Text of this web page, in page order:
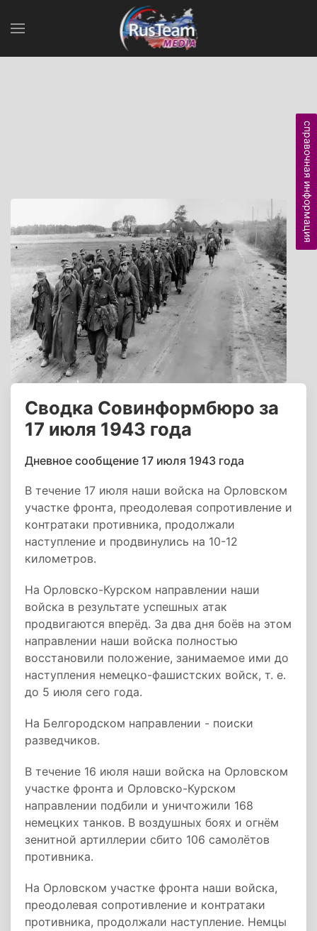
Сводка Совинформбюро за
17 июля 1943 года
Дневное сообщение 17 июля 1943 года
В течение 17 июля наши войска на Орловском
участке фронта, преодолевая сопротивление и
контратаки противника, продолжали
наступление и продвинулись на 10-12
километров.
На Орловско-Курском направлении наши
войска в результате успешных атак
продвигаются вперёд. За два дня боёв на этом
направлении наши войска полностью
восстановили положение, занимаемое ими до
наступления немецко-фашистских войск, т. е.
до 5 июля сего года.
На Белгородском направлении - поиски
разведчиков.
В течение 16 июля наши войска на Орловском
участке фронта и Орловско-Курском
направлении подбили и уничтожили 168
немецких танков. В воздушных боях и огнём
зенитной артиллерии сбито 106 самолётов
противника.
На Орловском участке фронта наши войска,
преодолевая сопротивление и контратаки
противника, продолжали наступление. Немцы
справочная информация